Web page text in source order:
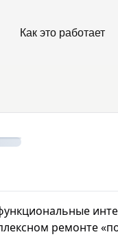
Как это работает
ремонте